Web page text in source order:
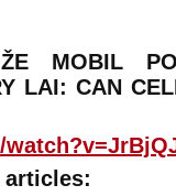
MOBIL
LAI: CAN
articles: